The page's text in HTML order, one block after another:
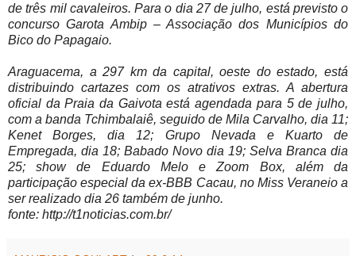
de três mil cavaleiros. Para o dia 27 de julho, está previsto o
concurso Garota Ambip – Associação dos Municípios do
Bico do Papagaio.
Araguacema, a 297 km da capital, oeste do estado, está
distribuindo cartazes com os atrativos extras. A abertura
oficial da Praia da Gaivota está agendada para 5 de julho,
com a banda Tchimbalaiê, seguido de Mila Carvalho, dia 11;
Kenet Borges, dia 12; Grupo Nevada e Kuarto de
Empregada, dia 18; Babado Novo dia 19; Selva Branca dia
25; show de Eduardo Melo e Zoom Box, além da
participação especial da ex-BBB Cacau, no Miss Veraneio a
ser realizado dia 26 também de junho.
fonte: http://t1noticias.com.br/